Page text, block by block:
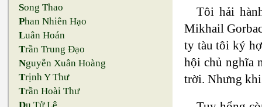
Song Thao
Phan Nhiên Hạo
Luân Hoán
Trần Trung Đạo
Nguyễn Xuân Hoàng
Trịnh Y Thư
Trần Hoài Thư
Tôi hải
Mikhail
ty tàu tôi ký
hội chủ nghĩa
trời. Nhưng khi